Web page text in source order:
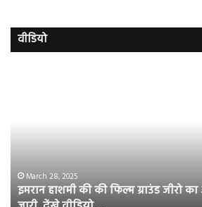
वीडियो
का
ऑफिशियल
March 28, 2025
इमरान हाशमी की की फिल्म ग्राउंड जीरो